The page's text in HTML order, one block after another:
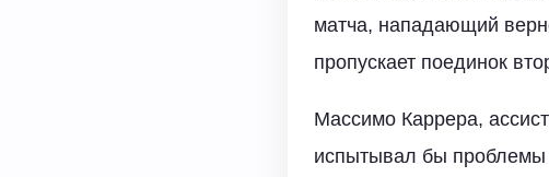
матча, нападающий
пропускает поединок
Массимо Каррера,
испытывал бы проблемы